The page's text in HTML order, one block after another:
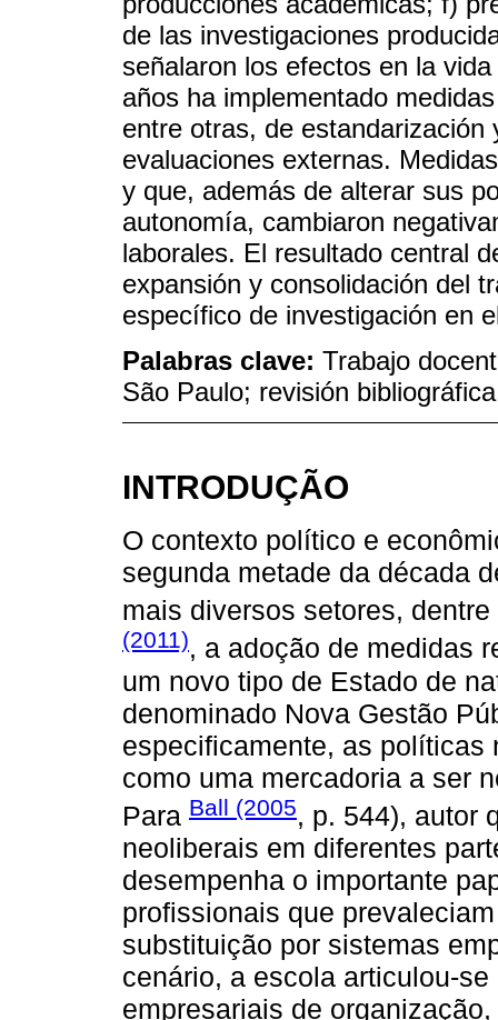
de las investigaciones
señalaron los efectos en la
años ha implementado
entre otras, de
evaluaciones externas.
y que, además de alterar sus
autonomía, cambiaron
laborales. El resultado central
expansión y consolidación del
específico de investigación en
Palabras clave: Trabajo
São Paulo; revisión bibliográfica
INTRODUÇÃO
O contexto político e
segunda metade da década
mais diversos setores,
(2011), a adoção de medidas
um novo tipo de Estado de
denominado Nova Gestão
especificamente, as políticas
como uma mercadoria a ser
Para Ball (2005, p. 544), autor
neoliberais em diferentes
desempenha o importante
profissionais que
substituição por sistemas
cenário, a escola articulou-
empresariais de